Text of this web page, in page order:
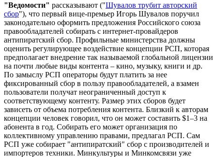
"Ведомости" рассказывают ("Шувалов трубит авторский
сбор"), что первый вице-премьер Игорь Шувалов поручил
законодательно оформить предложения Российского союза
правообладателей собирать с интернет-провайдеров
антипиратский сбор. Профильные министерства должны
оценить регулирующее воздействие концепции РСП, которая
предполагает внедрение так называемой глобальной лицензии
на почти любые виды контента – кино, музыку, книги и др.
По замыслу РСП операторы будут платить за нее
фиксированный сбор в пользу правообладателей, а взамен
пользователи получат неограниченный доступ к
соответствующему контенту. Размер этих сборов будет
зависеть от объема потребления контента. Близкий к авторам
концепции человек говорил, что он может составить $1–3 на
абонента в год. Собирать его может организация по
коллективному управлению правами, предлагал РСП. Сам
РСП уже собирает "антипиратский" сбор с производителей и
импортеров техники. Минкультуры и Минкомсвязи уже